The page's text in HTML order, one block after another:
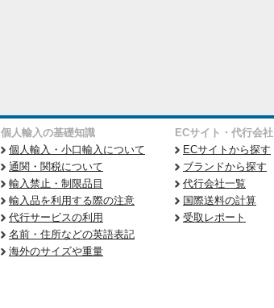
個人輸入の基礎知識
個人輸入・小口輸入について
通関・関税について
輸入禁止・制限品目
輸入品を利用する際の注意
代行サービスの利用
名前・住所などの英語表記
海外のサイズや重量
ECサイト・代行会社
ECサイトから探す
ブランドから探す
代行会社一覧
国際送料の計算
受取レポート